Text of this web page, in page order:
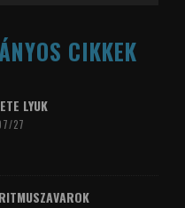
CIKKEK
LYUK
27